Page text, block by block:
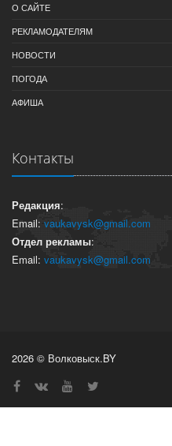
О САЙТЕ
РЕКЛАМОДАТЕЛЯМ
НОВОСТИ
ПОГОДА
АФИША
Контакты
Редакция:
Email: vaukavysk@gmail.com
Отдел рекламы:
Email: vaukavysk@gmail.com
2026 © Волковыск.BY